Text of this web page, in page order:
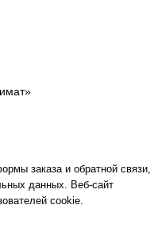
заказа и обратной связи,
данных. Веб-сайт
cookie.